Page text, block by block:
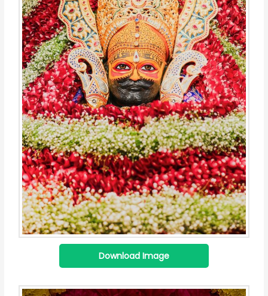
Download Image